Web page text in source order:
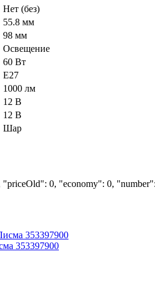
Нет (без)
55.8 мм
98 мм
Освещение
60 Вт
E27
1000 лм
12 В
12 В
Шар
0, "economy": 0,
353397900